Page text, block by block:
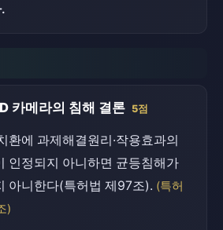
카메라의 침해 결론 5점
환에 과제해결원리·작용효과의
인정되지 아니하면 균등침해가
아니한다(특허법 제97조). (특허
)